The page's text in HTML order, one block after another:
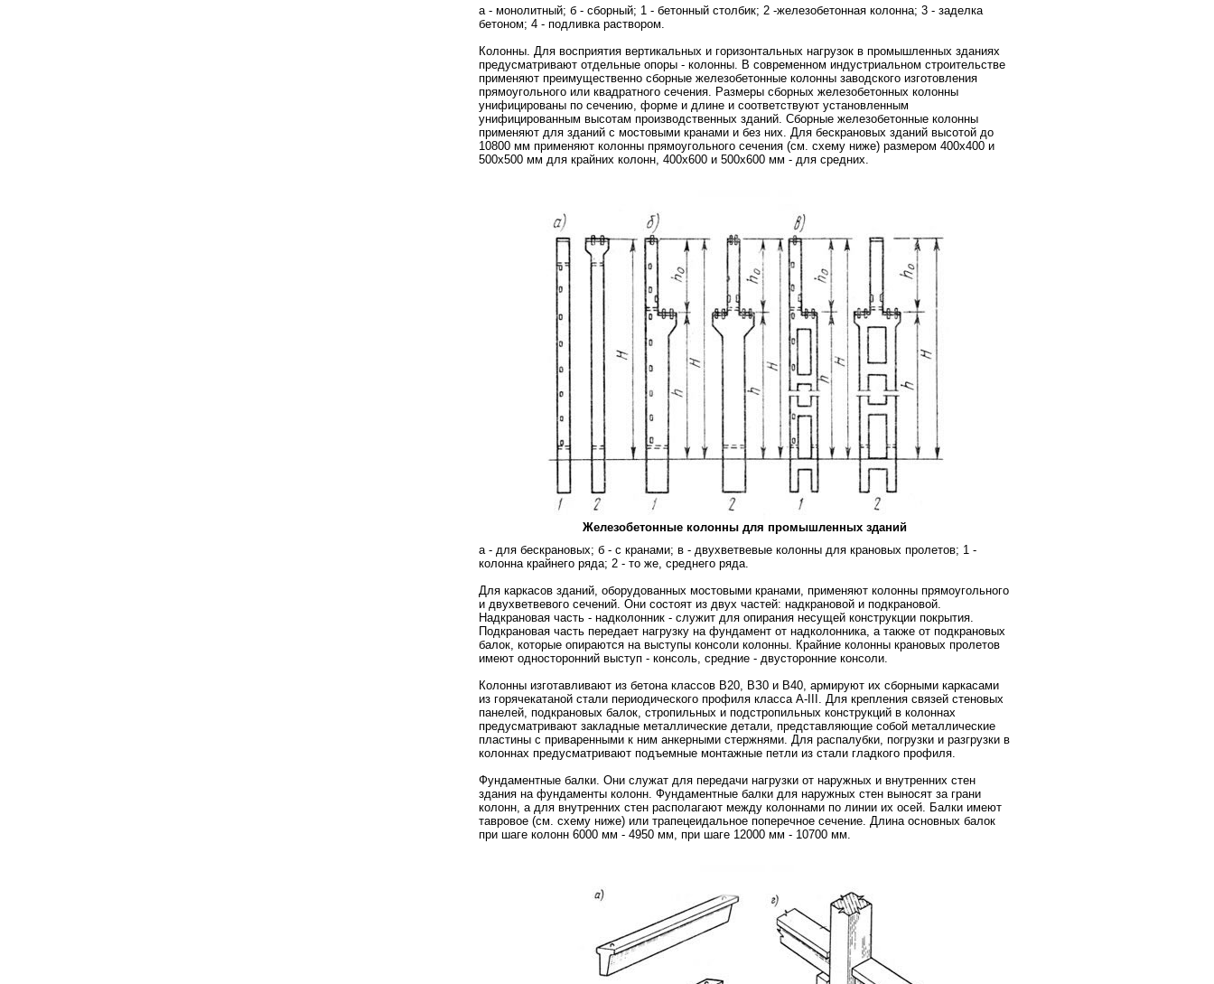
а - монолитный; б - сборный; 1 - бетонный столбик; 2 -железобетонная колонна; 3 - заделка
бетоном; 4 - подливка раствором.
Колонны. Для восприятия вертикальных и горизонтальных нагрузок в промышленных зданиях
предусматривают отдельные опоры - колонны. В современном индустриальном строительстве
применяют преимущественно сборные железобетонные колонны заводского изготовления
прямоугольного или квадратного сечения. Размеры сборных железобетонных колонны
унифицированы по сечению, форме и длине и соответствуют установленным
унифицированным высотам производственных зданий. Сборные железобетонные колонны
применяют для зданий с мостовыми кранами и без них. Для бескрановых зданий высотой до
10800 мм применяют колонны прямоугольного сечения (см. схему ниже) размером 400х400 и
500х500 мм для крайних колонн, 400х600 и 500х600 мм - для средних.
Железобетонные колонны для промышленных зданий
а - для бескрановых; б - с кранами; в - двухветвевые колонны для крановых пролетов; 1 -
колонна крайнего ряда; 2 - то же, среднего ряда.
Для каркасов зданий, оборудованных мостовыми кранами, применяют колонны прямоугольного
и двухветвевого сечений. Они состоят из двух частей: надкрановой и подкрановой.
Надкрановая часть - надколонник - служит для опирания несущей конструкции покрытия.
Подкрановая часть передает нагрузку на фундамент от надколонника, а также от подкрановых
балок, которые опираются на выступы консоли колонны. Крайние колонны крановых пролетов
имеют односторонний выступ - консоль, средние - двусторонние консоли.
Колонны изготавливают из бетона классов В20, ВЗ0 и В40, армируют их сборными каркасами
из горячекатаной стали периодического профиля класса А-III . Для крепления связей стеновых
панелей, подкрановых балок, стропильных и подстропильных конструкций в колоннах
предусматривают закладные металлические детали, представляющие собой металлические
пластины с приваренными к ним анкерными стержнями. Для распалубки, погрузки и разгрузки в
колоннах предусматривают подъемные монтажные петли из стали гладкого профиля.
Фундаментные балки. Они служат для передачи нагрузки от наружных и внутренних стен
здания на фундаменты колонн. Фундаментные балки для наружных стен выносят за грани
колонн, а для внутренних стен располагают между колоннами по линии их осей. Балки имеют
тавровое (см. схему ниже) или трапецеидальное поперечное сечение. Длина основных балок
при шаге колонн 6000 мм - 4950 мм, при шаге 12000 мм - 10700 мм.